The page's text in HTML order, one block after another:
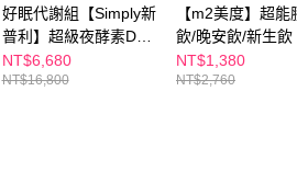
好眠代謝組【Simply新
普利】超級夜酵素DX
100錠/盒x3盒 木村拓
哉 代言(日韓雙GABA
NT$6,680
NT$16,800
【m2美度】超能
飲/晚安飲/新生飲
送1組-孫藝珍推
入/任選2盒)
NT$1,380
NT$2,760